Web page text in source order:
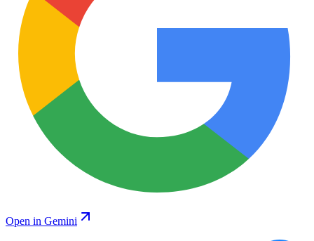
Open in Gemini